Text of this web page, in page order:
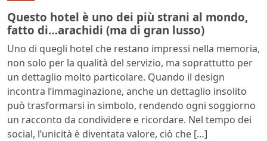
Questo hotel è uno dei più strani al mondo,
fatto di…arachidi (ma di gran lusso)
Uno di quegli hotel che restano impressi nella memoria,
non solo per la qualità del servizio, ma soprattutto per
un dettaglio molto particolare. Quando il design
incontra l’immaginazione, anche un dettaglio insolito
può trasformarsi in simbolo, rendendo ogni soggiorno
un racconto da condividere e ricordare. Nel tempo dei
social, l’unicità è diventata valore, ciò che […]